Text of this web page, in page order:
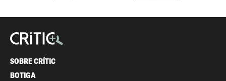
SOBRE CRÍTIC
BOTIGA